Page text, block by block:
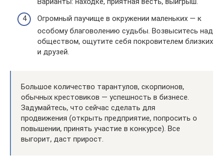
Огромный паучище в окружении маленьких — к
особому благоволению судьбы. Возвыситесь над
обществом, ощутите себя покровителем близких
и друзей.
Большое количество тарантулов, скорпионов,
обычных крестовиков — успешность в бизнесе.
Задумайтесь, что сейчас сделать для
продвижения (открыть предприятие, попросить о
повышении, принять участие в конкурсе). Все
выгорит, даст прирост.